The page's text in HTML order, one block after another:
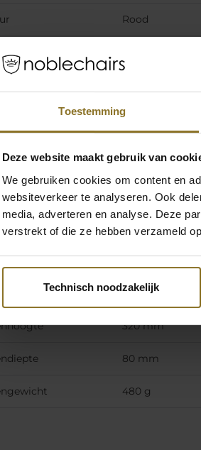
Toestemming
Deze website maakt gebruik van
We gebruiken cookies om content en
websiteverkeer te analyseren. Ook
media, adverteren en analyse. Deze
verstrekt of die ze hebben verzameld
Technisch noodzakelijk
Rood
Stiching kleur
300 mm
190 mm
85 mm
272 g
400 mm
320 mm
80 mm
480 g